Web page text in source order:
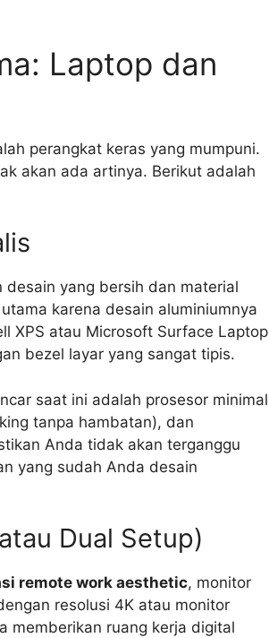
Laptop dan
perangkat keras yang mumpuni.
akan ada artinya. Berikut adalah
yang bersih dan material
karena desain aluminiumnya
XPS atau Microsoft Surface Laptop
bezel layar yang sangat tipis.
saat ini adalah prosesor minimal
tanpa hambatan), dan
Anda tidak akan terganggu
yang sudah Anda desain
Dual Setup)
remote work aesthetic, monitor
resolusi 4K atau monitor
memberikan ruang kerja digital